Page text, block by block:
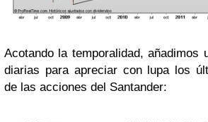
Acotando la temporalidad, añadimos
diarias para apreciar con lupa los
de las acciones del Santander: